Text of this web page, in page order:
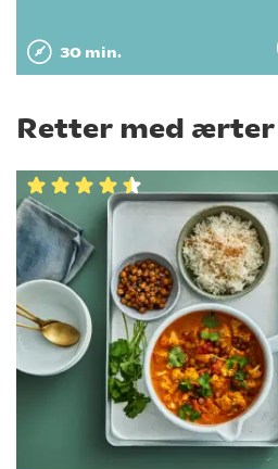
30 min.
Retter med ærter